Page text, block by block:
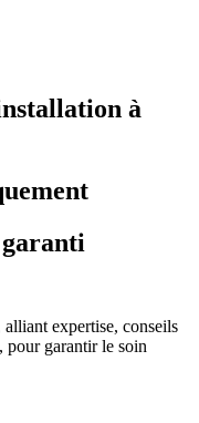
à
expertise, conseils
pour garantir le soin